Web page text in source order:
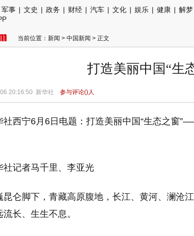
军事 | 文史 | 政务 | 财经 | 汽车 | 文化 | 娱乐 | 健康 | 解梦
当前位置： 新闻 > 中国新闻 > 正文
打造美丽中国“生
20:16:50 新华社 参与评论()人
社西宁6月6日电题：打造美丽中国“生态之窗
社记者马千里、李亚光
昆仑脚下，青藏高原腹地，长江、黄河、澜沧
长、生生不息。